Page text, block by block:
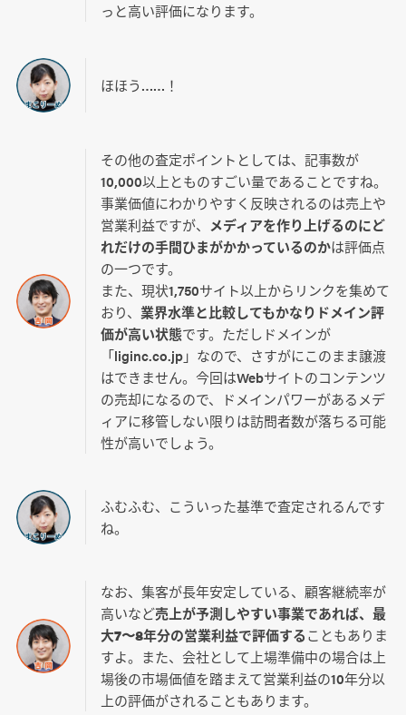
っと高い評価になります。
ほほう……！
その他の査定ポイントとしては、記事数が
10,000以上とものすごい量であることですね。
事業価値にわかりやすく反映されるのは売上や
営業利益ですが、 メディアを作り上げるのにど
れだけの手間ひまがかかっているのかは評価点
の一つです。
また、現状1,750サイト以上からリンクを集めて
おり、 業界水準と比較してもかなりドメイン評
価が高い状態です。ただしドメインが
「liginc.co.jp」なので、さすがにこのまま譲渡
はできません。今回はWebサイトのコンテンツ
の売却になるので、ドメインパワーがあるメデ
ィアに移管しない限りは訪問者数が落ちる可能
性が高いでしょう。
ふむふむ、こういった基準で査定されるんです
ね。
なお、集客が長年安定している、顧客継続率が
高いなど売上が予測しやすい事業であれば、最
大7〜8年分の営業利益で評価することもありま
すよ。また、会社として上場準備中の場合は上
場後の市場価値を踏まえて営業利益の10年分以
上の評価がされることもあります。